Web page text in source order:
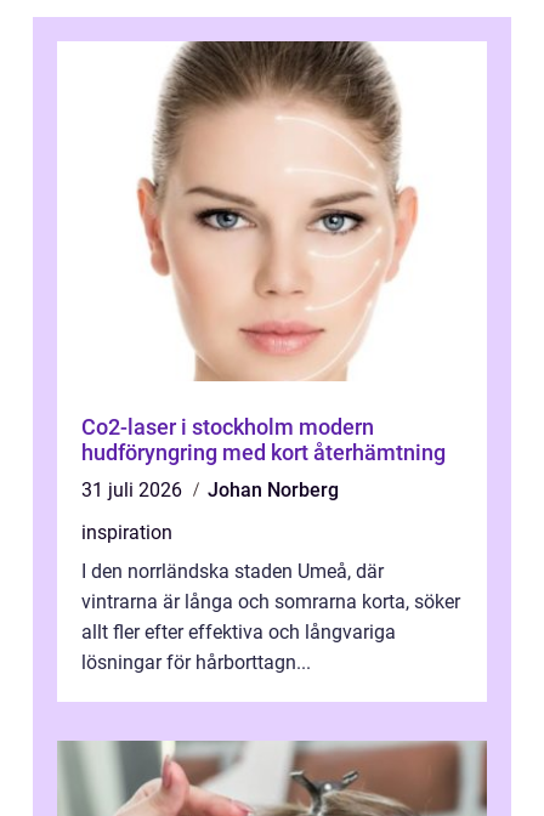
Co2-laser i stockholm modern
hudföryngring med kort återhämtning
31 juli 2026
Johan Norberg
inspiration
I den norrländska staden Umeå, där
vintrarna är långa och somrarna korta, söker
allt fler efter effektiva och långvariga
lösningar för hårborttagn...